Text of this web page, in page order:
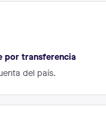
por transferencia
del país.